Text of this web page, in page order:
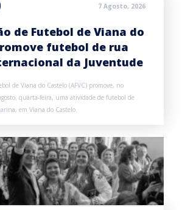
7 Agosto, 2026
de Futebol de Viana do
futebol de rua
da Juventude
de Viana do Castelo (AFVC) promove, no
quarta-feira, uma atividade de futebol de
em Viana do Castelo.